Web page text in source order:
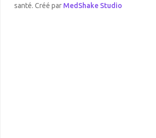
santé. Créé par MedShake Studio